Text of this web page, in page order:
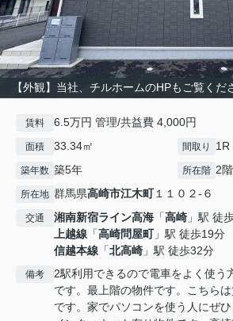
【外観】当社、チルホームのHPもご覧く
賃料 6.5万円 管理/共益費 4,000円
面積 33.34㎡ 間取り 1R
築年数 築5年 所在階 2
所在地 群馬県高崎市江木町１１０２-６
交通 湘南新宿ライン高海 「高崎 」駅 徒
上越線 「高崎問屋町」駅 徒歩19分
信越本線 「北高崎 」駅 徒歩32分
備考
2駅利用できるので電車をよく使う
です。最上階の物件です。こちら
です。家でパソコンを使う人にぜ